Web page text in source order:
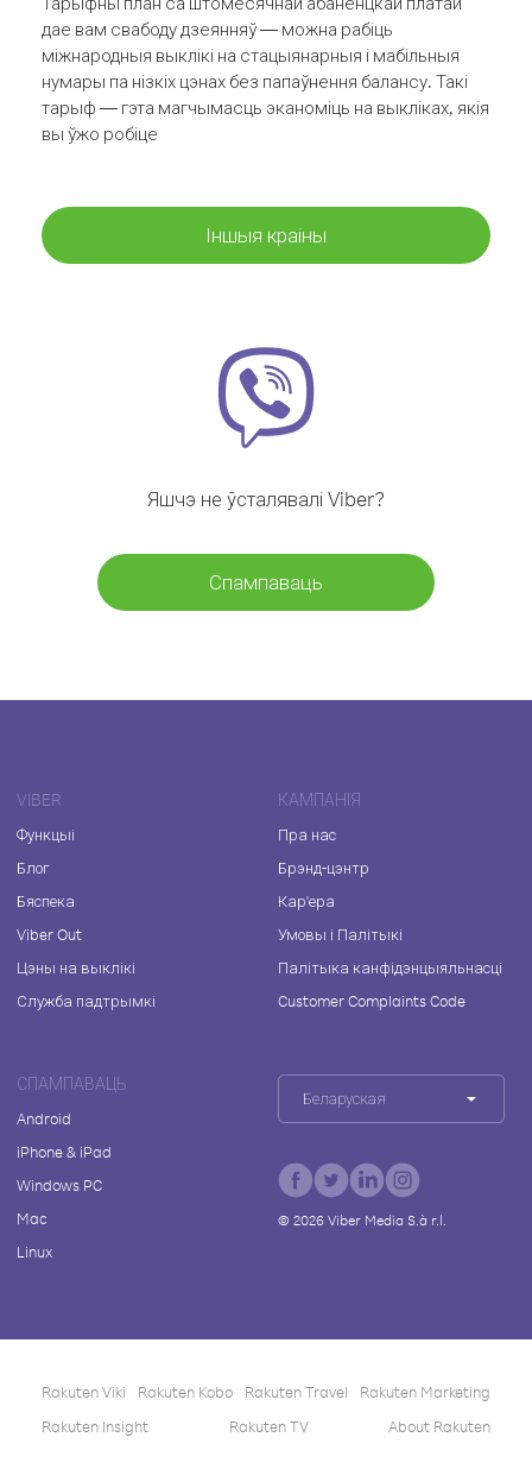
дае вам свабоду дзеянняў — можна рабіць
міжнародныя выклікі на стацыянарныя і мабільныя
нумары па нізкіх цэнах без папаўнення балансу. Такі
тарыф — гэта магчымасць эканоміць на выкліках, якія
вы ўжо робіце
Іншыя краіны
Яшчэ не ўсталявалі Viber?
Спампаваць
VIBER
Функцыі
Блог
Бяспека
Viber Out
Цэны на выклікі
Служба падтрымкі
КАМПАНІЯ
Пра нас
Брэнд-цэнтр
Кар'ера
Умовы і Палітыкі
Палітыка канфідэнцыяльнасці
Customer Complaints Code
СПАМПАВАЦЬ
Android
iPhone & iPad
Windows PC
Mac
Linux
Беларуская
© 2026Viber Media S.à r.l.
Rakuten Viki Rakuten Kobo Rakuten Travel
Rakuten Marketing
Rakuten Insight
Rakuten TV About Rakuten